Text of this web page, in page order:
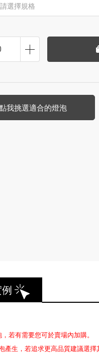
請選擇規格
我挑選適合的燈泡
若有需要您可於賣場內加購。
產生，若追求更高品質建議選擇